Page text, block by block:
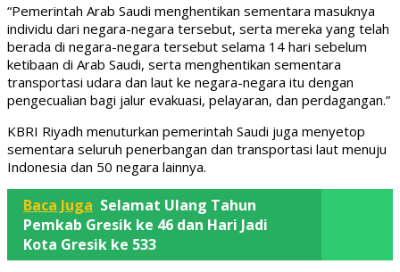
“Pemerintah Arab Saudi menghentikan sementara masuknya
individu dari negara-negara tersebut, serta mereka yang telah
berada di negara-negara tersebut selama 14 hari sebelum
ketibaan di Arab Saudi, serta menghentikan sementara
transportasi udara dan laut ke negara-negara itu dengan
pengecualian bagi jalur evakuasi, pelayaran, dan perdagangan.”
KBRI Riyadh menuturkan pemerintah Saudi juga menyetop
sementara seluruh penerbangan dan transportasi laut menuju
Indonesia dan 50 negara lainnya.
Baca Juga Selamat Ulang Tahun
Pemkab Gresik ke 46 dan Hari Jadi
Kota Gresik ke 533